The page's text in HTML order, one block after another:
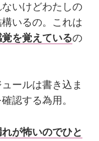
いけどわたしの
いるの。これは
を覚えているの
ールは書き込ま
認する為用。
が怖いのでひと